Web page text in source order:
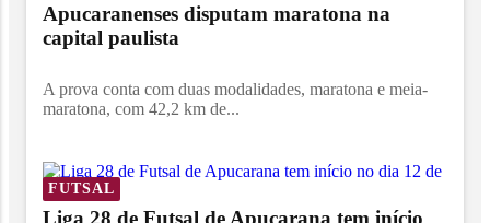
Apucaranenses disputam maratona na
capital paulista
A prova conta com duas modalidades, maratona e meia-
maratona, com 42,2 km de...
FUTSAL
Liga 28 de Futsal de Apucarana tem início